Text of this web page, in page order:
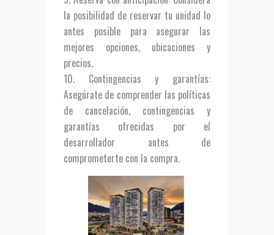
la posibilidad de reservar tu unidad lo
antes posible para asegurar las
mejores opciones, ubicaciones y
precios.
Contingencias y garantías:
Asegúrate de comprender las políticas
de cancelación, contingencias y
garantías ofrecidas por el
desarrollador antes de
comprometerte con la compra.